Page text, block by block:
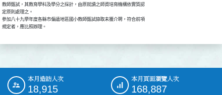
教師甄試，其教育學科及學分之採計，由原就讀之師資培育機構依實質認
定原則處理之。
參加八十九學年度各縣市偏遠地區國小教師甄試錄取未獲介聘，符合前項
::: 本月造訪人次
18,915
本月頁面瀏覽人次
168,887